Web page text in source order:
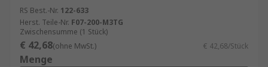
RS Best.-Nr. 122-633
Herst. Teile-Nr. F07-200-M3TG
Zwischensumme (1 Stück)
€ 42,68(ohne MwSt.) € 42,68/Stück
Menge